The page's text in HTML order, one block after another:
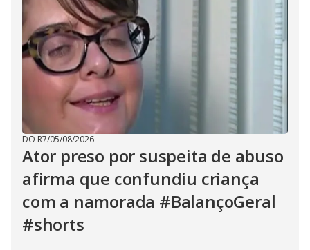
DO R7/05/08/2026
Ator preso por suspeita de abuso
afirma que confundiu criança
com a namorada #BalançoGeral
#shorts